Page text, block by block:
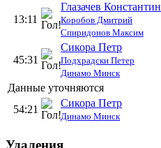
13:11
Глазачев Константин
Коробов Дмитрий
Спиридонов Максим
45:31
Сикора Петр
Подхрадски Петер
Динамо Минск
Данные уточняются
54:21
Сикора Петр
Динамо Минск
Удаления